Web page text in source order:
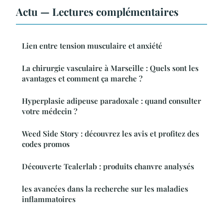
Actu — Lectures complémentaires
Lien entre tension musculaire et anxiété
La chirurgie vasculaire à Marseille : Quels sont les
avantages et comment ça marche ?
Hyperplasie adipeuse paradoxale : quand consulter
votre médecin ?
Weed Side Story : découvrez les avis et profitez des
codes promos
Découverte Tealerlab : produits chanvre analysés
les avancées dans la recherche sur les maladies
inflammatoires